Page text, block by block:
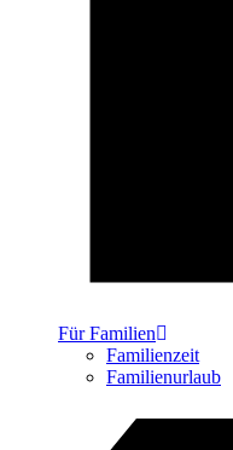
Für Familien
Familienzeit
Familienurlaub